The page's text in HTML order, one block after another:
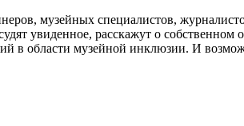
музейных специалистов,
увиденное, расскажут о
области музейной инклюзии. И